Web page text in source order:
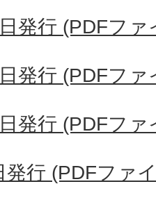
発行 (PDFファ
発行 (PDFファ
発行 (PDFファ
発行 (PDFファ